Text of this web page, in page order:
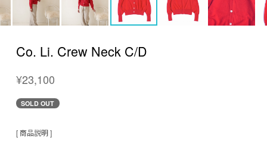
Co. Li. Crew Neck C/D
¥23,100
SOLD OUT
[ 商品説明 ]